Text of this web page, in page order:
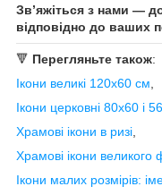
Зв’яжіться з нами —
відповідно до ваших
🔻 Перегляньте також:
Ікони великі 120х60 см
Ікони церковні 80х60 і
Храмові ікони в ризі
Храмові ікони великого
Ікони малих розмірів: